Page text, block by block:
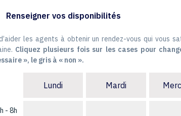
Renseigner vos disponibilités
les agents à obtenir un rendez-vous qui vous
Cliquez plusieurs fois sur les cases pour
», le gris à « non ».
- 8h
Lundi Mardi